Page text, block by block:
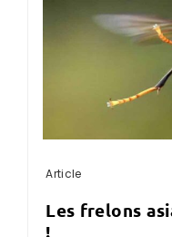
Article
les frelons asiatiques sont de retour
!